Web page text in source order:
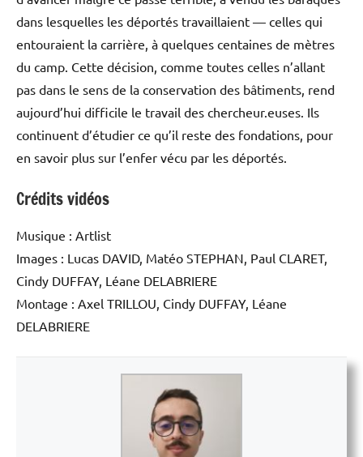
dans lesquelles les déportés travaillaient — celles qui
entouraient la carrière, à quelques centaines de mètres
du camp. Cette décision, comme toutes celles n’allant
pas dans le sens de la conservation des bâtiments, rend
aujourd’hui difficile le travail des chercheur.euses. Ils
continuent d’étudier ce qu’il reste des fondations, pour
en savoir plus sur l’enfer vécu par les déportés.
Crédits vidéos
Musique : Artlist
Images : Lucas DAVID, Matéo STEPHAN, Paul CLARET,
Cindy DUFFAY, Léane DELABRIERE
Montage : Axel TRILLOU, Cindy DUFFAY, Léane
DELABRIERE